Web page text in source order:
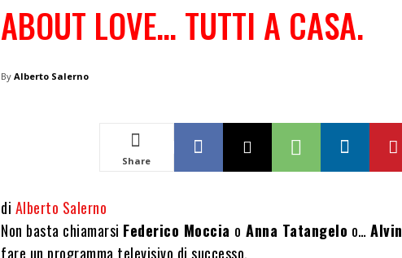
ABOUT LOVE… TUTTI A CASA.
By Alberto Salerno
Share
di Alberto Salerno
Non basta chiamarsi Federico Moccia o Anna Tatangelo o…Alvin
fare un programma televisivo di successo.